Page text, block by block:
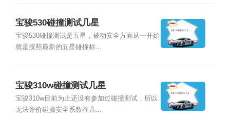
宝骏530碰撞测试几星
宝骏530碰撞测试是五星，被动安全方面从一开始
就是按照最新的五星碰撞标...
宝骏310w碰撞测试几星
宝骏310w目前为止还没有参加过碰撞测试，所以
无法评价碰撞安全系数在几...